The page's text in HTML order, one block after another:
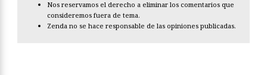
Nos reservamos el derecho a eliminar los comentarios que
consideremos fuera de tema.
Zenda no se hace responsable de las opiniones publicadas.